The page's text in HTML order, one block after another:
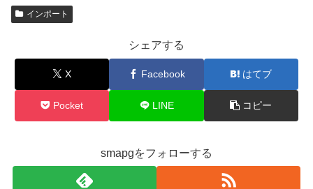
インポート
シェアする
X Facebook はてブ
Pocket LINE コピー
smapgをフォローする